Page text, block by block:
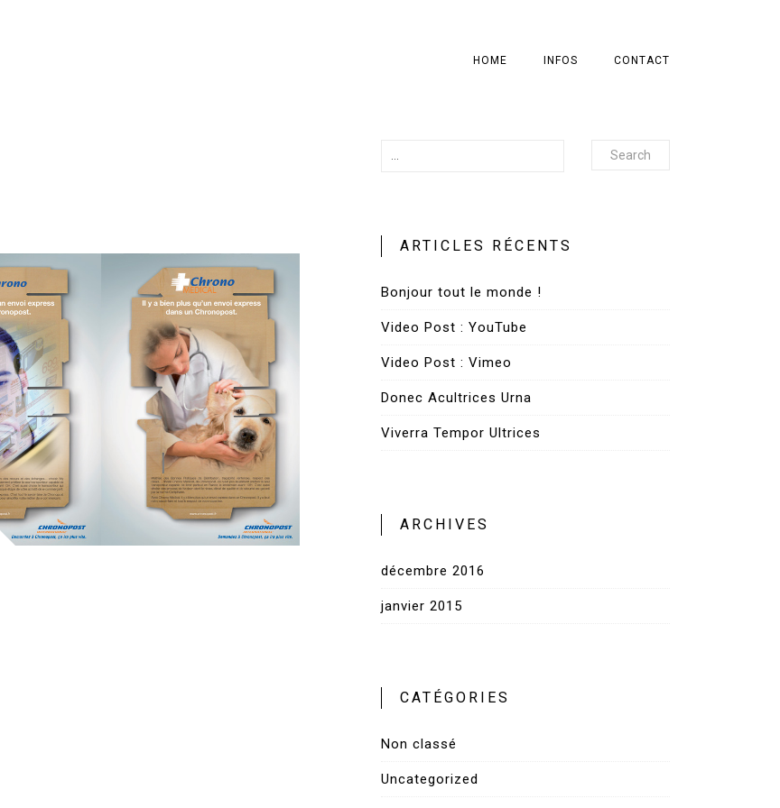
HOME INFOS CONTACT
Search
ARTICLES RÉCENTS
Bonjour tout le monde !
Video Post : YouTube
Video Post : Vimeo
Donec Acultrices Urna
Viverra Tempor Ultrices
ARCHIVES
décembre 2016
janvier 2015
CATÉGORIES
Non classé
Uncategorized